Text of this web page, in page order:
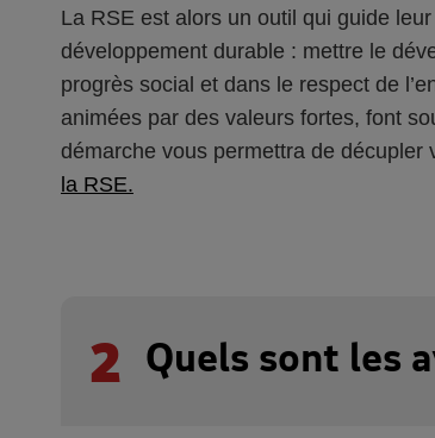
La RSE est alors un outil qui guide
développement durable : mettre le
progrès social et dans le respect de
animées par des valeurs fortes, font
démarche vous permettra de décupler
la RSE.
2 Quels sont les